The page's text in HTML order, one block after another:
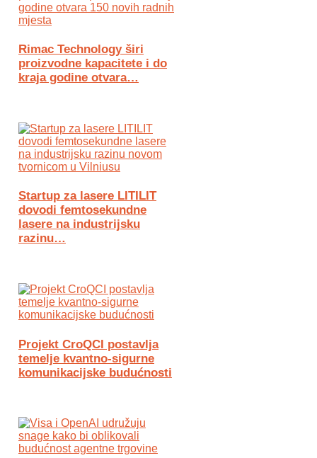
Rimac Technology širi
proizvodne kapacitete i do
kraja godine otvara…
Startup za lasere LITILIT
dovodi femtosekundne
lasere na industrijsku
razinu…
Projekt CroQCI postavlja
temelje kvantno-sigurne
komunikacijske budućnosti